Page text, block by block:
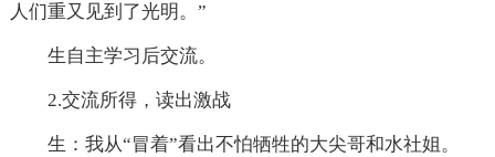
人们重又见到了光明。”
生自主学习后交流。
2.交流所得，读出激战
生：我从“冒着”看出不怕牺牲的大尖哥和水社姐。